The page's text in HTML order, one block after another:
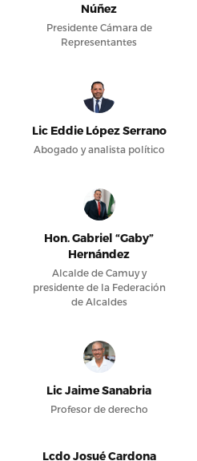
Núñez
Presidente Cámara de
Representantes
Lic Eddie López Serrano
Abogado y analista político
Hon. Gabriel “Gaby”
Hernández
Alcalde de Camuy y
presidente de la Federación
de Alcaldes
Lic Jaime Sanabria
Profesor de derecho
Lcdo Josué Cardona